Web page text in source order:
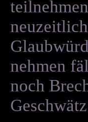
nehmen
noch